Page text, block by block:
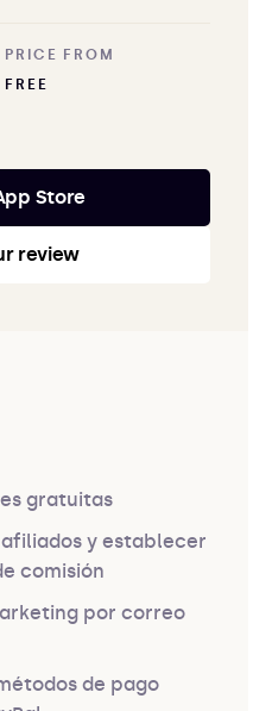
PRICE FROM
FREE
Store
review
gratuitas
y establecer
comisión
por correo
de pago